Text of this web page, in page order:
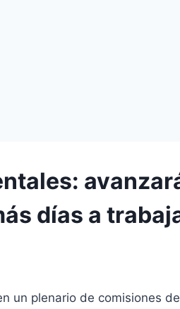
días a
un plenario de comisiones